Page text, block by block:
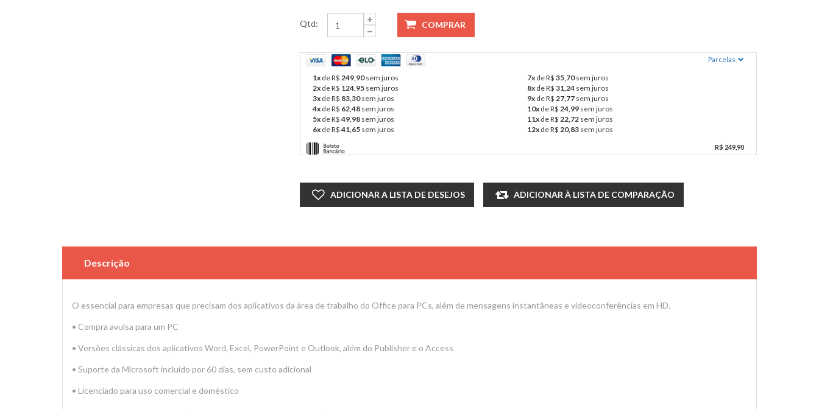
Qtd:
Parcelas
1x de R$ 249,90sem juros
2x de R$ 124,95 sem juros
3x de R$ 83,30sem juros
4x de R$ 62,48 sem juros
5x de R$49,98 sem juros
6x de R$41,65 sem juros
7xde R$ 35,70sem juros
8xde R$ 31,24sem juros
9xde R$ 27,77sem juros
10xde R$ 24,99sem juros
11xde R$ 22,72sem juros
12xde R$ 20,83sem juros
R$ 249,90
Descrição
O essencial para empresas que precisam dos aplicativos da área de trabalho do Office para PCs, além de mensagens instantâneas e videoconferências em HD.
• Compra avulsa para um PC
• Versões clássicas dos aplicativos Word, Excel, PowerPoint e Outlook, além do Publisher e o Access
• Suporte da Microsoft incluído por 60 dias, sem custo adicional
• Licenciado para uso comercial e doméstico